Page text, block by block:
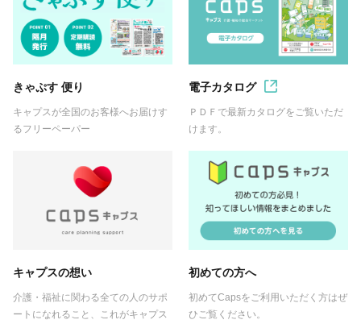
きゃぷす 便り
キャプスが全国のお客様へお届けす
るフリーペーパー
電子カタログ
ＰＤＦで最新カタログをご覧いただ
けます。
キャプスの想い
介護・福祉に関わる全ての人のサポ
ートになれること、これがキャプス
初めての方へ
初めてCapsをご利用いただく方はぜ
ひご覧ください。